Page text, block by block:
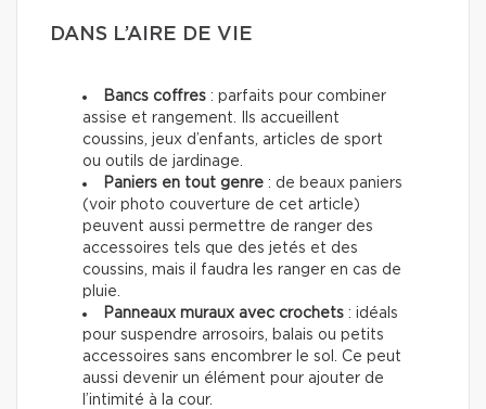
DANS L’AIRE DE VIE
Bancs coffres : parfaits pour combiner
assise et rangement. Ils accueillent
coussins, jeux d’enfants, articles de sport
ou outils de jardinage.
Paniers en tout genre : de beaux paniers
(voir photo couverture de cet article)
peuvent aussi permettre de ranger des
accessoires tels que des jetés et des
coussins, mais il faudra les ranger en cas de
pluie.
Panneaux muraux avec crochets : idéals
pour suspendre arrosoirs, balais ou petits
accessoires sans encombrer le sol. Ce peut
aussi devenir un élément pour ajouter de
l’intimité à la cour.